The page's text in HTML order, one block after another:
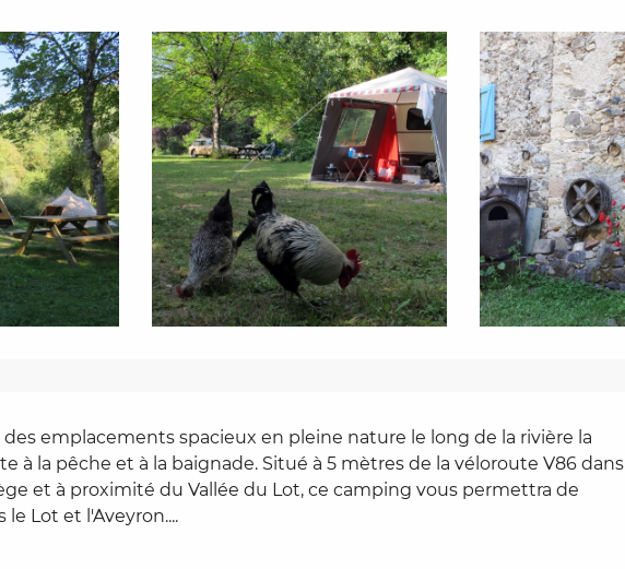
emplacements spacieux en pleine nature le long de la rivière la
à la pêche et à la baignade. Situé à 5 mètres de la véloroute V86 dans
et à proximité du Vallée du Lot, ce camping vous permettra de
le Lot et l'Aveyron....